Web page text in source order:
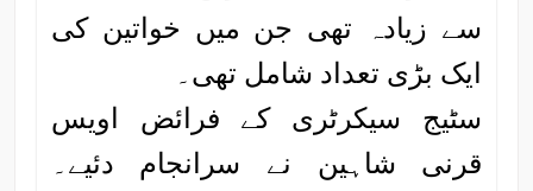
سے زیادہ تھی جن میں خواتین کی
ایک بڑی تعداد شامل تھی۔
سٹیج سیکرٹری کے فرائض اویس
قرنی شاہین نے سرانجام دئیے۔